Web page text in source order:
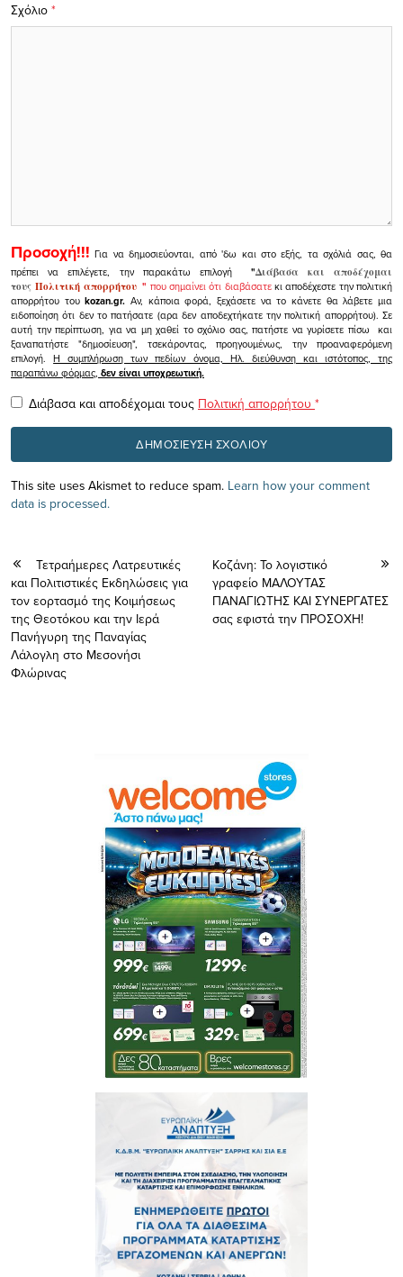
Σχόλιο *
Προσοχή!!! Για να δημοσιεύονται, από 'δω και στο εξής, τα σχόλιά σας, θα
πρέπει να επιλέγετε, την παρακάτω επιλογή
"Διάβασα και αποδέχομαι
τουςΠολιτική απορρήτου" που σημαίνει ότι διαβάσατεκι αποδέχεστε την πολιτική
απορρήτου τουkozan.gr. Αν, κάποια φορά, ξεχάσετε να το κάνετε θα λάβετε μια
ειδοποίηση ότι δεν το πατήσατε (αρα δεν αποδεχτήκατε την πολιτική απορρήτου). Σε
αυτή την περίπτωση, για να μη χαθεί το σχόλιο σας, πατήστε να γυρίσετε πίσω και
ξαναπατήστε "δημοσίευση", τσεκάροντας, προηγουμένως, την προαναφερόμενη
επιλογή.Η συμπλήρωση των πεδίων όνομα, Ηλ. διεύθυνση και ιστότοπος, της
παραπάνω φόρμας, δεν είναι υποχρεωτική.
Διάβασα και αποδέχομαι τους Πολιτική απορρήτου *
This site uses Akismet to reduce spam. Learn how your comment
data is processed.
Τετραήμερες Λατρευτικές
και Πολιτιστικές Εκδηλώσεις για
τον εορτασμό της Κοιμήσεως
της Θεοτόκου και την Ιερά
Πανήγυρη της Παναγίας
Λάλογλη στο Μεσονήσι
Φλώρινας
Koζάνη: Το λογιστικό
γραφείο ΜΑΛΟΥΤΑΣ
ΠΑΝΑΓΙΩΤΗΣ ΚΑΙ ΣΥΝΕΡΓΑΤΕΣ
σας εφιστά την ΠΡΟΣΟΧΗ!